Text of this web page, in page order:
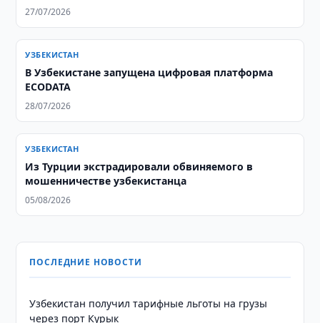
27/07/2026
УЗБЕКИСТАН
В Узбекистане запущена цифровая платформа
ECODATA
28/07/2026
УЗБЕКИСТАН
Из Турции экстрадировали обвиняемого в
мошенничестве узбекистанца
05/08/2026
ПОСЛЕДНИЕ НОВОСТИ
Узбекистан получил тарифные льготы на грузы
через порт Курык